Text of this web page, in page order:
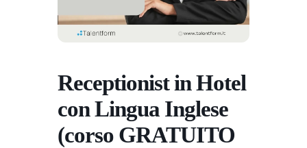
Receptionist in Hotel
con Lingua Inglese
(corso GRATUITO